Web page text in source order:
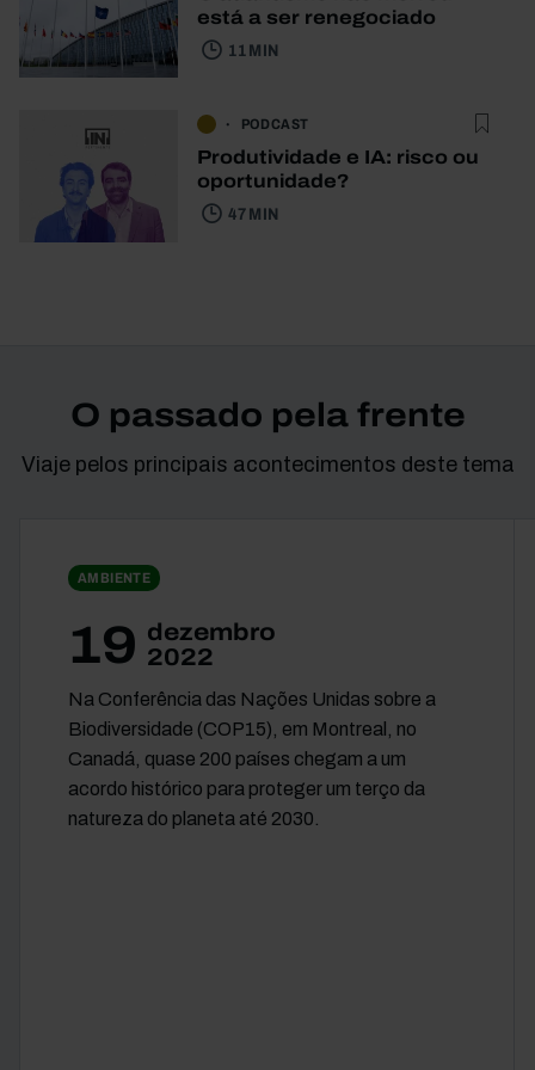
está a ser renegociado
11 MIN
PODCAST
Produtividade e IA: risco ou
oportunidade?
47 MIN
O passado pela frente
Viaje pelos principais acontecimentos deste tema
AMBIENTE
19 dezembro
2022
Na Conferência das Nações Unidas sobre a
Biodiversidade (COP15), em Montreal, no
Canadá, quase 200 países chegam a um
acordo histórico para proteger um terço da
natureza do planeta até 2030.